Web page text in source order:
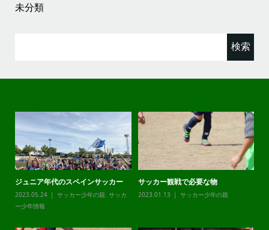
未分類
ジュニア年代のスペインサッカー
2023.05.24 サッカー少年の親, サッカ
ー少年情報
サッカー観戦で必要な物
2023.01.13 サッカー少年の親